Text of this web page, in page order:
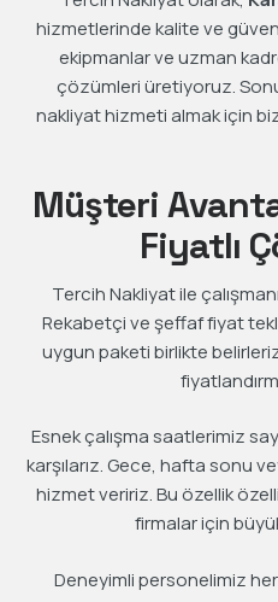
hizmetlerinde kalite ve
ekipmanlar ve uzman
çözümleri üretiyoruz.
nakliyat hizmeti almak için
Müşteri
Fiyatlı
Tercih Nakliyat ile
Rekabetçi ve şeffaf fiyat
uygun paketi birlikte
Esnek çalışma saatlerimiz
karşılarız. Gece, hafta sonu
hizmet veririz. Bu özellik
firmalar için
Deneyimli personelimiz